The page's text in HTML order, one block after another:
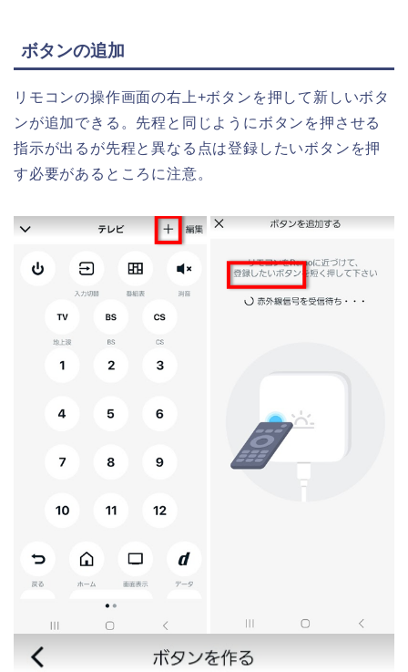
ボタンの追加
リモコンの操作画面の右上+ボタンを押して新しいボタ
ンが追加できる。先程と同じようにボタンを押させる
指示が出るが先程と異なる点は登録したいボタンを押
す必要があるところに注意。